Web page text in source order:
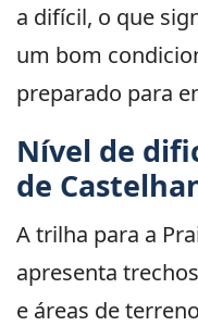
a difícil, o que
um bom
preparado para
Nível de
de
A trilha para a
apresenta
e áreas de